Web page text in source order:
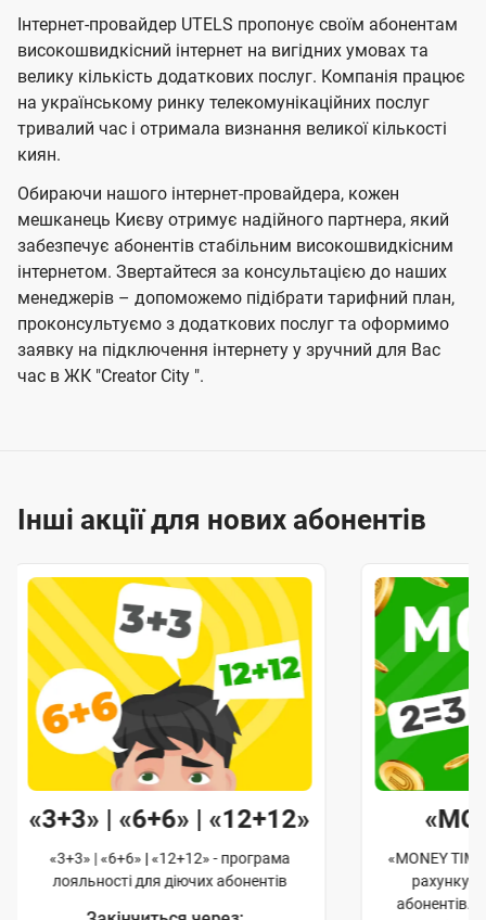
Інтернет-провайдер UTELS пропонує своїм абонентам
високошвидкісний інтернет на вигідних умовах та
велику кількість додаткових послуг. Компанія працює
на українському ринку телекомунікаційних послуг
тривалий час і отримала визнання великої кількості
киян.
Обираючи нашого інтернет-провайдера, кожен
мешканець Києву отримує надійного партнера, який
забезпечує абонентів стабільним високошвидкісним
інтернетом. Звертайтеся за консультацією до наших
менеджерів – допоможемо підібрати тарифний план,
проконсультуємо з додаткових послуг та оформимо
заявку на підключення інтернету у зручний для Вас
час в ЖК "Creator City ".
Інші акції для нових абонентів
«3+3» | «6+6» | «12+12»
«3+3» | «6+6» | «12+12» - програма
лояльності для діючих абонентів
«MONEY
рахунку
абонентів.